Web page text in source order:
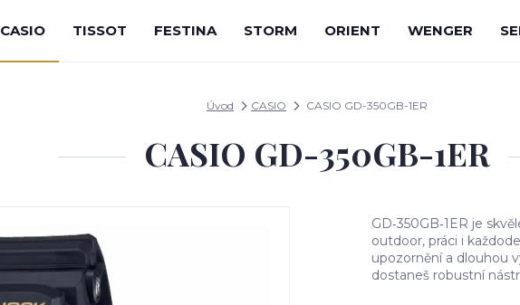
CASIO TISSOT FESTINA STORM ORIENT WENGER
Úvod CASIO CASIO GD-350GB-1ER
CASIO GD-350GB-1ER
GD‑350GB‑1ER je
outdoor, práci i
upozornění a dlouhou
dostaneš robustní